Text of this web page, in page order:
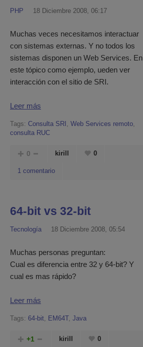
PHP 18 Diciembre 2008, 06:17
Muchas veces necesitamos interactuar
con sistemas externas. Y no todos los
sistemas disponen un Web Services. En
este tópico como ejemplo, ueden ver
interacción con el sitio de SRI.
Leer más
Tags: Consulta SRI , Web Services remoto,
consulta RUC
0 kirill 0
1 comentario
64-bit vs 32-bit
Tecnología 18 Diciembre 2008, 05:54
Muchas personas preguntan:
Cual es diferencia entre 32 y 64-bit? Y
cual es mas rápido?
Leer más
Tags: 64-bit, EM64T, Java
+1 kirill 0